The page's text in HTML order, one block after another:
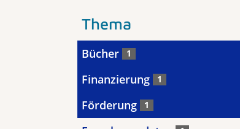
Thema
Bücher 1
Finanzierung 1
Förderung 1